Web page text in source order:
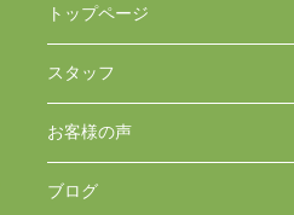
トップページ
スタッフ
お客様の声
ブログ